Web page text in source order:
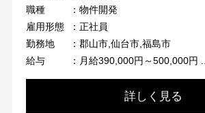
職種
：物件開発
雇用形態
：正社員
勤務地
：郡山市,仙台市,福島市
給与
：月給390,000円～500,000円 ...
詳しく見る